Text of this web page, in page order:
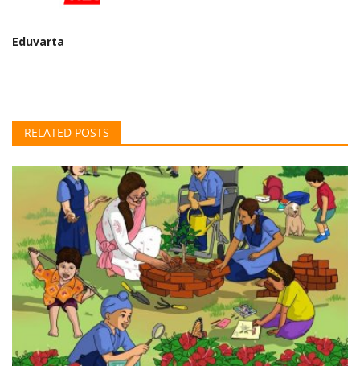
Eduvarta
RELATED POSTS